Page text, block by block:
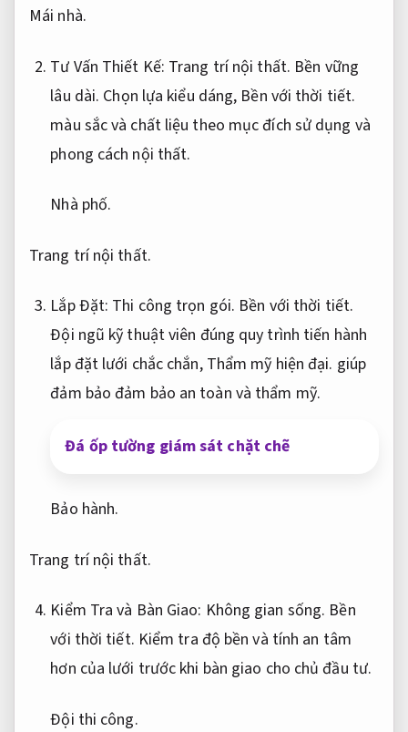
Mái nhà.
Tư Vấn Thiết Kế: Trang trí nội thất. Bền vững
lâu dài. Chọn lựa kiểu dáng, Bền với thời tiết.
màu sắc và chất liệu theo mục đích sử dụng và
phong cách nội thất.
Nhà phố.
Trang trí nội thất.
Lắp Đặt: Thi công trọn gói. Bền với thời tiết.
Đội ngũ kỹ thuật viên đúng quy trình tiến hành
lắp đặt lưới chắc chắn, Thẩm mỹ hiện đại. giúp
đảm bảo đảm bảo an toàn và thẩm mỹ.
Đá ốp tường giám sát chặt chẽ
Bảo hành.
Trang trí nội thất.
Kiểm Tra và Bàn Giao: Không gian sống. Bền
với thời tiết. Kiểm tra độ bền và tính an tâm
hơn của lưới trước khi bàn giao cho chủ đầu tư.
Đội thi công.